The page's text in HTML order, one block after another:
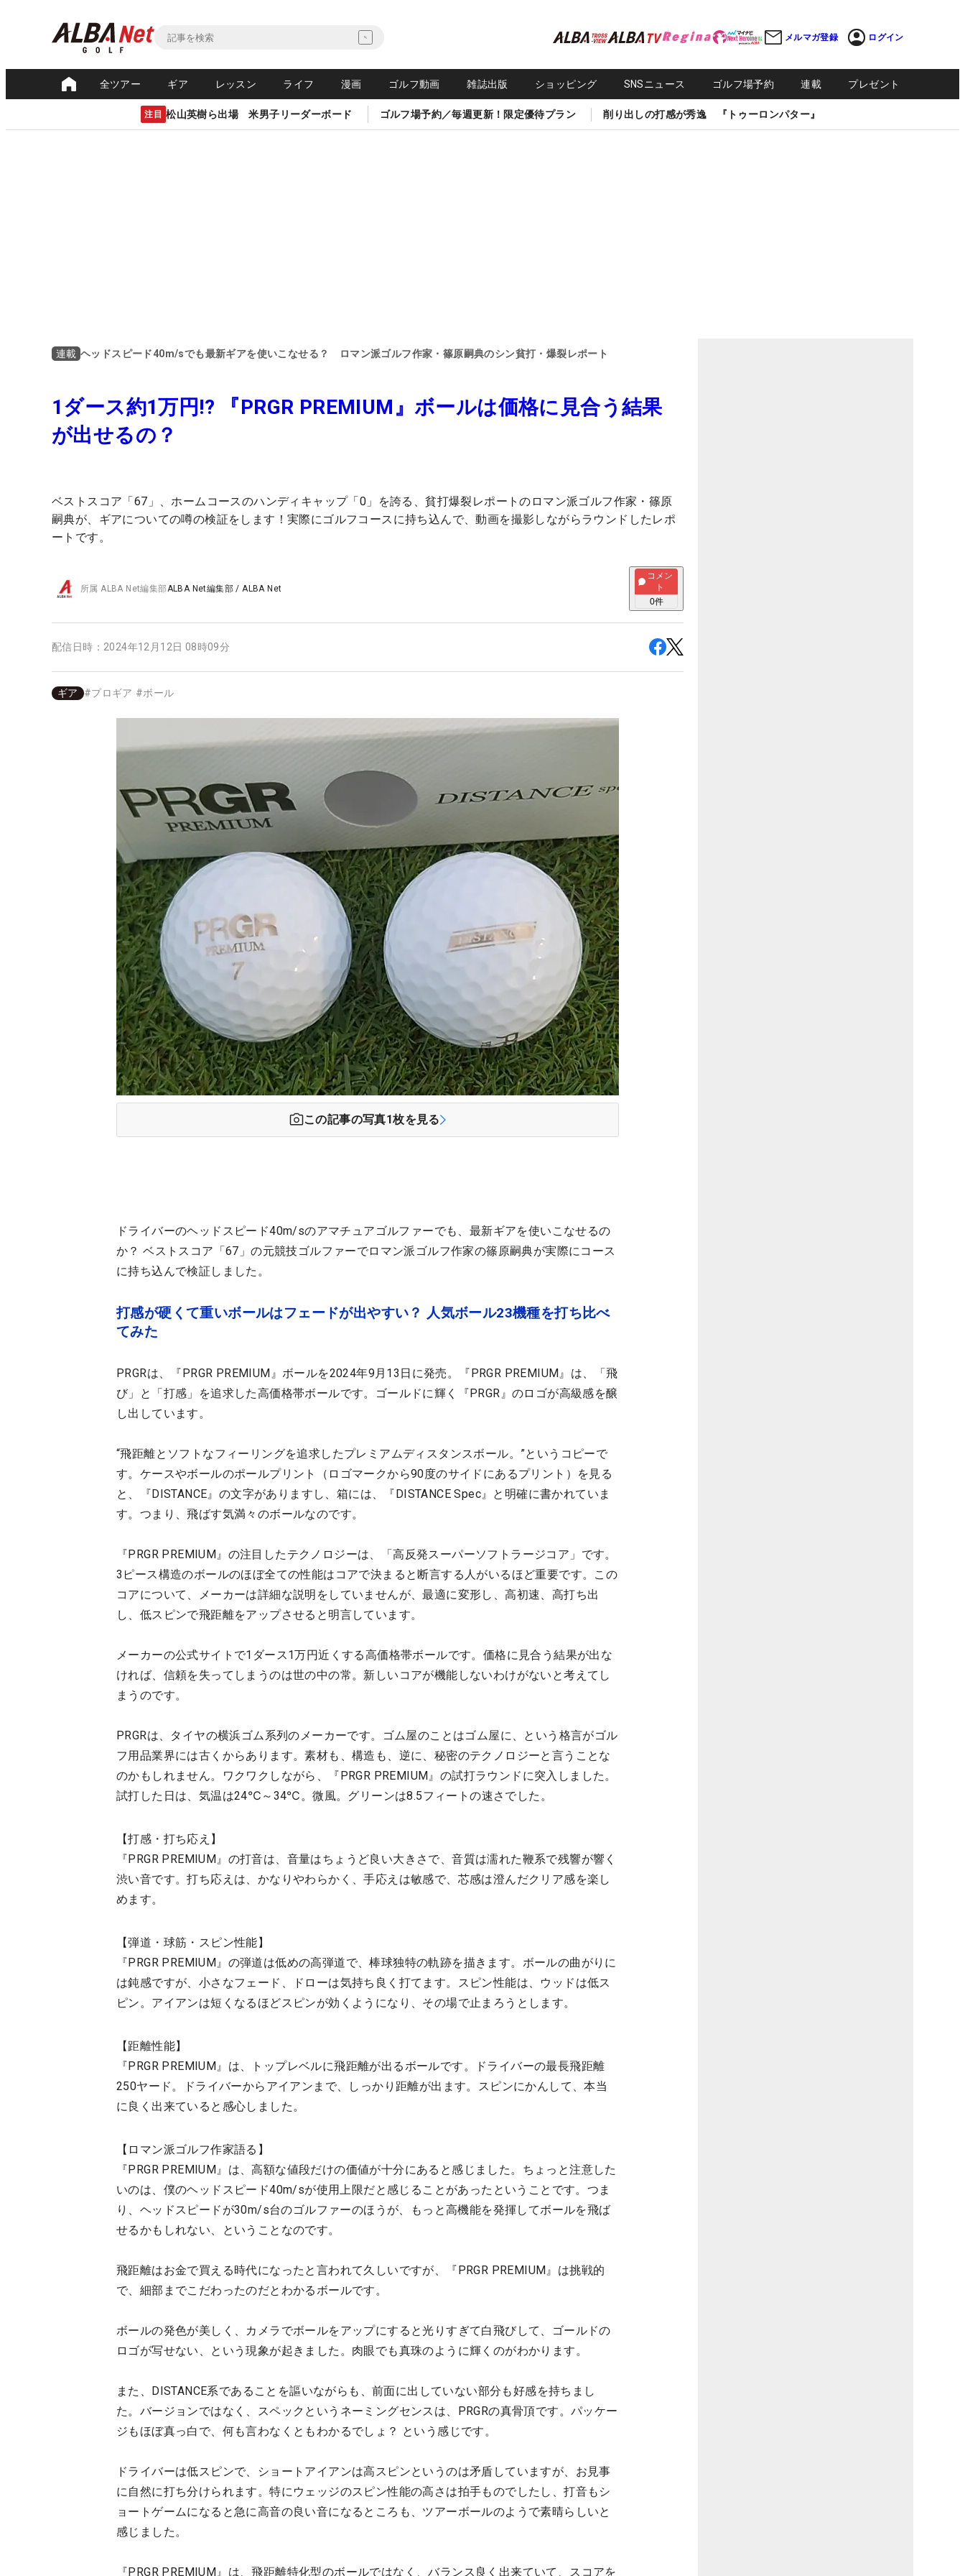
メルマガ登録 ログイン
全ツアー ギア レッスン ライフ 漫画 ゴルフ動画 雑誌出版 ショッピング SNSニュース ゴルフ場予約 連載 プレゼント
注目 松山英樹ら出場 米男子リーダーボード ゴルフ場予約／毎週更新！限定優待プラン 削り出しの打感が秀逸 『トゥーロンパター』
連載 ヘッドスピード40m/sでも最新ギアを使いこなせる？ ロマン派ゴルフ作家・篠原嗣典のシン貧打・爆裂レポート
1ダース約1万円!? 『PRGR PREMIUM』ボールは価格に見合う結果
が出せるの？
ベストスコア「67」、ホームコースのハンディキャップ「0」を誇る、貧打爆裂レポートのロマン派ゴルフ作家・篠原
嗣典が、ギアについての噂の検証をします！実際にゴルフコースに持ち込んで、動画を撮影しながらラウンドしたレポ
ートです。
所属 ALBA Net編集部ALBA Net編集部 / ALBA Net
コメン
ト
0件
配信日時： 2024年12月12日 08時09分
ギア #プロギア #ボール
この記事の写真1枚を見る
ドライバーのヘッドスピード40m/sのアマチュアゴルファーでも、最新ギアを使いこなせるの
か？ ベストスコア「67」の元競技ゴルファーでロマン派ゴルフ作家の篠原嗣典が実際にコース
に持ち込んで検証しました。
打感が硬くて重いボールはフェードが出やすい？ 人気ボール23機種を打ち比べ
てみた
PRGRは、『PRGR PREMIUM』ボールを2024年9月13日に発売。『PRGR PREMIUM』は、「飛
び」と「打感」を追求した高価格帯ボールです。ゴールドに輝く『PRGR』のロゴが高級感を醸
し出しています。
“飛距離とソフトなフィーリングを追求したプレミアムディスタンスボール。”というコピーで
す。ケースやボールのポールプリント（ロゴマークから90度のサイドにあるプリント）を見る
と、『DISTANCE』の文字がありますし、箱には、『DISTANCE Spec』と明確に書かれていま
す。つまり、飛ばす気満々のボールなのです。
『PRGR PREMIUM』の注目したテクノロジーは、「高反発スーパーソフトラージコア」です。
3ピース構造のボールのほぼ全ての性能はコアで決まると断言する人がいるほど重要です。この
コアについて、メーカーは詳細な説明をしていませんが、最適に変形し、高初速、高打ち出
し、低スピンで飛距離をアップさせると明言しています。
メーカーの公式サイトで1ダース1万円近くする高価格帯ボールです。価格に見合う結果が出な
ければ、信頼を失ってしまうのは世の中の常。新しいコアが機能しないわけがないと考えてし
まうのです。
PRGRは、タイヤの横浜ゴム系列のメーカーです。ゴム屋のことはゴム屋に、という格言がゴル
フ用品業界には古くからあります。素材も、構造も、逆に、秘密のテクノロジーと言うことな
のかもしれません。ワクワクしながら、『PRGR PREMIUM』の試打ラウンドに突入しました。
試打した日は、気温は24℃～34℃。微風。グリーンは8.5フィートの速さでした。
【打感・打ち応え】
『PRGR PREMIUM』の打音は、音量はちょうど良い大きさで、音質は濡れた鞭系で残響が響く
渋い音です。打ち応えは、かなりやわらかく、手応えは敏感で、芯感は澄んだクリア感を楽し
めます。
【弾道・球筋・スピン性能】
『PRGR PREMIUM』の弾道は低めの高弾道で、棒球独特の軌跡を描きます。ボールの曲がりに
は鈍感ですが、小さなフェード、ドローは気持ち良く打てます。スピン性能は、ウッドは低ス
ピン。アイアンは短くなるほどスピンが効くようになり、その場で止まろうとします。
【距離性能】
『PRGR PREMIUM』は、トップレベルに飛距離が出るボールです。ドライバーの最長飛距離
250ヤード。ドライバーからアイアンまで、しっかり距離が出ます。スピンにかんして、本当
に良く出来ていると感心しました。
【ロマン派ゴルフ作家語る】
『PRGR PREMIUM』は、高額な値段だけの価値が十分にあると感じました。ちょっと注意した
いのは、僕のヘッドスピード40m/sが使用上限だと感じることがあったということです。つま
り、ヘッドスピードが30m/s台のゴルファーのほうが、もっと高機能を発揮してボールを飛ば
せるかもしれない、ということなのです。
飛距離はお金で買える時代になったと言われて久しいですが、『PRGR PREMIUM』は挑戦的
で、細部までこだわったのだとわかるボールです。
ボールの発色が美しく、カメラでボールをアップにすると光りすぎて白飛びして、ゴールドの
ロゴが写せない、という現象が起きました。肉眼でも真珠のように輝くのがわかります。
また、DISTANCE系であることを謳いながらも、前面に出していない部分も好感を持ちまし
た。バージョンではなく、スペックというネーミングセンスは、PRGRの真骨頂です。パッケー
ジもほぼ真っ白で、何も言わなくともわかるでしょ？ という感じです。
ドライバーは低スピンで、ショートアイアンは高スピンというのは矛盾していますが、お見事
に自然に打ち分けられます。特にウェッジのスピン性能の高さは拍手ものでしたし、打音もシ
ョートゲームになると急に高音の良い音になるところも、ツアーボールのようで素晴らしいと
感じました。
『PRGR PREMIUM』は、飛距離特化型のボールではなく、バランス良く出来ていて、スコアを